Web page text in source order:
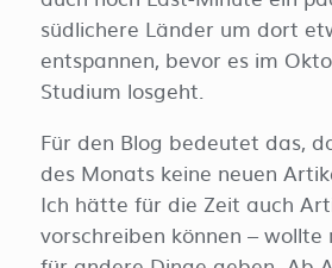
südlichere Länder um dort
entspannen, bevor es im
Studium losgeht.
Für den Blog bedeutet das,
des Monats keine neuen
Ich hätte für die Zeit auch
vorschreiben können –